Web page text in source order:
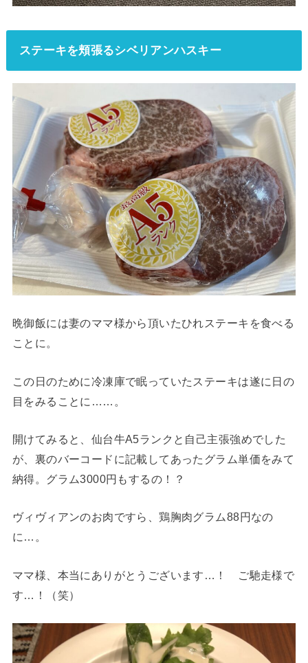
ステーキを頬張るシベリアンハスキー
晩御飯には妻のママ様から頂いたひれステーキを食べる
ことに。
この日のために冷凍庫で眠っていたステーキは遂に日の
目をみることに……。
開けてみると、仙台牛A5ランクと自己主張強めでした
が、裏のバーコードに記載してあったグラム単価をみて
納得。 グラム3000円もするの！？
ヴィヴィアンのお肉ですら、鶏胸肉グラム88円なの
に…。
ママ様、本当にありがとうございます…！ ご馳走様で
す…！（笑）